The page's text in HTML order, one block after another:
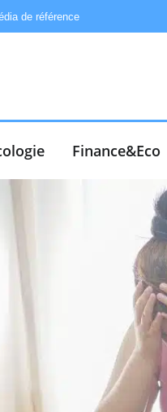
de référence
Finance&Eco